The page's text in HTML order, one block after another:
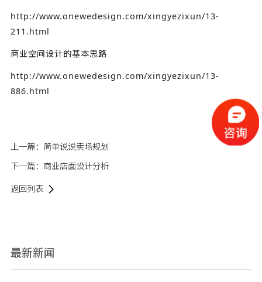
http://www.onewedesign.com/xingyezixun/13-
211.html
商业空间设计的基本思路
http://www.onewedesign.com/xingyezixun/13-
886.html
上一篇： 简单说说卖场规划
下一篇： 商业店面设计分析
返回列表
最新新闻